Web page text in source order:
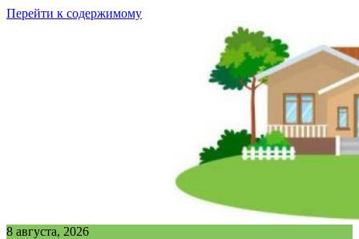
Перейти к содержимому
8 августа, 2026